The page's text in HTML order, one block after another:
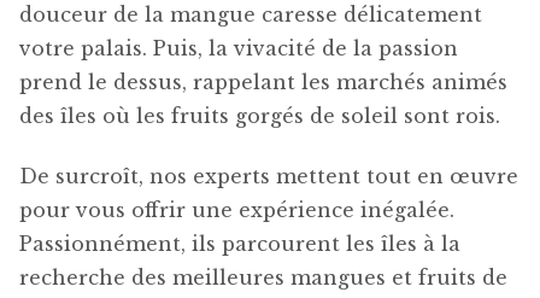
douceur de la mangue caresse délicatement
votre palais. Puis, la vivacité de la passion
prend le dessus, rappelant les marchés animés
des îles où les fruits gorgés de soleil sont rois.
De surcroît, nos experts mettent tout en œuvre
pour vous offrir une expérience inégalée.
Passionnément, ils parcourent les îles à la
recherche des meilleures mangues et fruits de